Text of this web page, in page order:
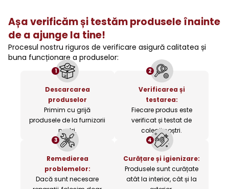
Așa verificăm și testăm produsele înainte
de a ajunge la tine!
Procesul nostru riguros de verificare asigură calitatea și
buna funcționare a produselor:
1
Descarcarea
produselor
Primim cu grijă
produsele de la furnizorii
noștri.
2
Verificarea și
testarea:
Fiecare produs este
verificat și testat de
colegii noștri.
3
Remedierea
problemelor:
Dacă sunt necesare
4
Curățare și igienizare:
Produsele sunt curățate
atât la interior, cât și la